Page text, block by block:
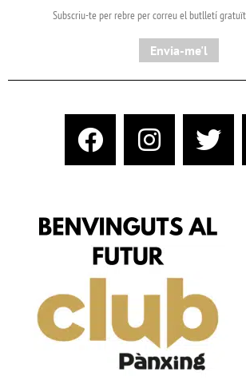
Subscriu-te per rebre per correu el butlletí
Envia-me'l